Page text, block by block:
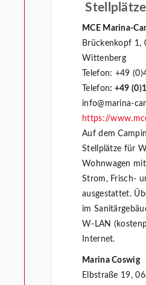
Stellplätze
MCE Marina-
Brückenkopf 1,
Wittenberg
Telefon: +49
Telefon: +49
info@marina-
https://
Auf dem
Stellplätze für
Wohnwagen
Strom, Frisch-
ausgestattet.
im
W-LAN
Internet.
Marina Coswig
Elbstraße 19,